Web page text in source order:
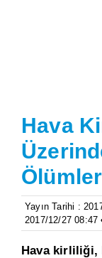
Hava
Yayın Tarihi :
2017/12/27 08:47
Hava kirliliği,